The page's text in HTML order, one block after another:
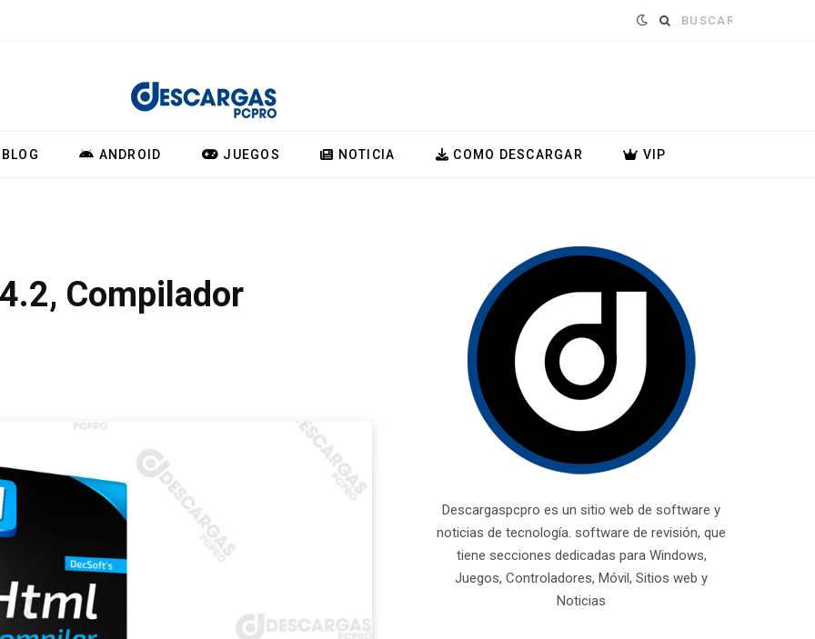
Buscar:
ANDROID JUEGOS NOTICIA COMO DESCARGAR VIP
Compilador
Descargaspcpro es un sitio web de software y
noticias de tecnología. software de revisión, que
tiene secciones dedicadas para Windows,
Juegos, Controladores, Móvil, Sitios web y
Noticias